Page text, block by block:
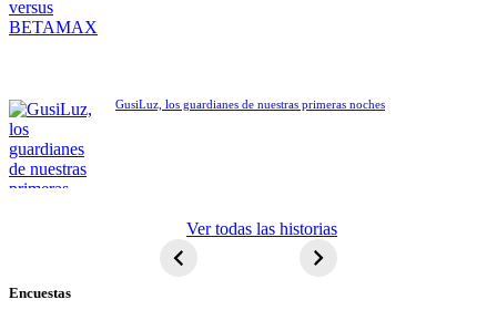
GusiLuz, los guardianes de nuestras primeras noches
extraterrestre
Ver todas las historias
Encuestas